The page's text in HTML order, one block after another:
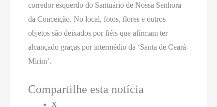
corredor esquerdo do Santuário de Nossa Senhora
da Conceição. No local, fotos, flores e outros
objetos são deixados por fiéis que afirmam ter
alcançado graças por intermédio da ‘Santa de Ceará-
Mirim’.
Compartilhe esta notícia
X